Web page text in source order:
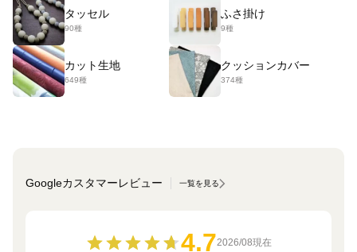
タッセル
90種
ふさ掛け
9種
カット生地
649種
クッションカバー
374種
Googleカスタマーレビュー 一覧を見る
4.72026/08現在